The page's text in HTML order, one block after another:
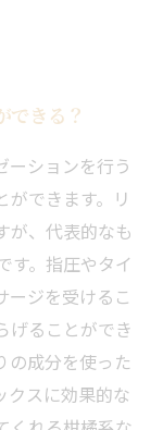
できる？
ーションを行う
ができます。リ
が、代表的なも
す。指圧やタイ
ージを受けるこ
げることができ
の成分を使った
クスに効果的な